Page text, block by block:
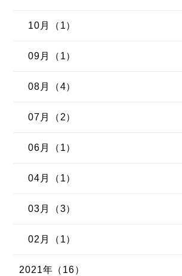
10月（1）
09月（1）
08月（4）
07月（2）
06月（1）
04月（1）
03月（3）
02月（1）
2021年（16）